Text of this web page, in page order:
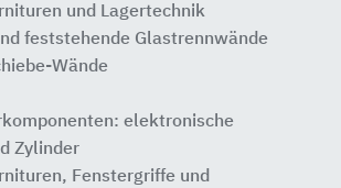
und Lagertechnik
feststehende Glastrennwände
Wände
elektronische
Zylinder
Fenstergriffe und